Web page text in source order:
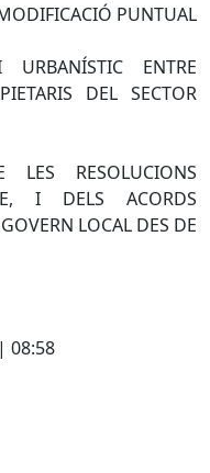
PUNTUAL
ENTRE
DEL SECTOR
RESOLUCIONS
I DELS ACORDS
LOCAL DES DE
08:58